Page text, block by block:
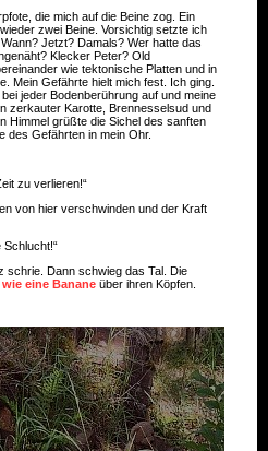
die mich auf die Beine zog. Ein
zwei Beine. Vorsichtig setzte ich
Jetzt? Damals? Wer hatte das
Klecker Peter? Old
wie tektonische Platten und in
Mein Gefährte hielt mich fest. Ich ging.
jeder Bodenberührung auf und meine
zerkauter Karotte, Brennesselsud und
Himmel grüßte die Sichel des sanften
des Gefährten in mein Ohr.
zu verlieren!“
von hier verschwinden und der Kraft
Schlucht!“
schrie. Dann schwieg das Tal. Die
wie eine Banane über ihren Köpfen.